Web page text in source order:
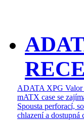
ADATA XPG Valor
mATX case se
Spousta perforací,
chlazení a dostupná